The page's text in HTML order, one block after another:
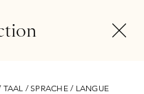
Skins Boxen
TAAL / SPRACHE / LANGUE